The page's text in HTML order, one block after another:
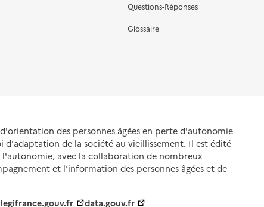
Questions-Réponses
Glossaire
des personnes âgées en perte d'autonomie
d'adaptation de la société au vieillissement. Il est édité
avec la collaboration de nombreux
et l'information des personnes âgées et de
legifrance.gouv.fr data.gouv.fr